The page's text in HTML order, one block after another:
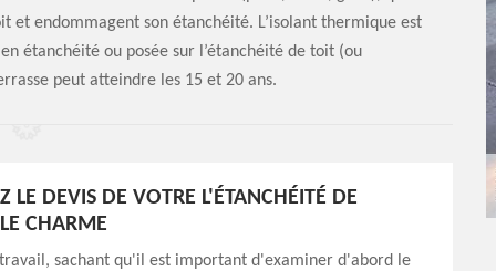
et endommagent son étanchéité. L’isolant thermique est
étanchéité ou posée sur l’étanchéité de toit (ou
peut atteindre les 15 et 20 ans.
LE DEVIS DE VOTRE L'ÉTANCHÉITÉ DE
CHARME
sachant qu'il est important d'examiner d'abord le